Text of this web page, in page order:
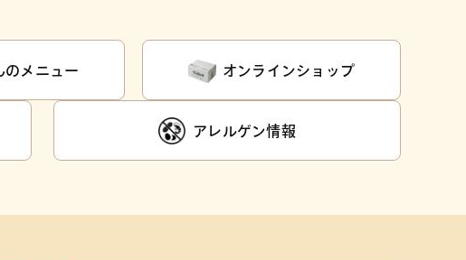
のメニュー オンラインショップ
アレルゲン情報